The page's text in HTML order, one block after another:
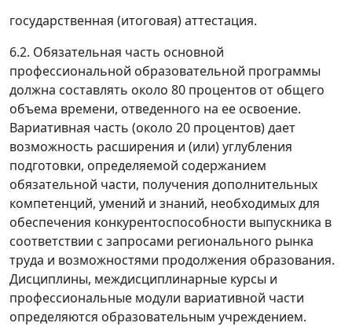
государственная (итоговая) аттестация.
6.2. Обязательная часть основной
профессиональной образовательной программы
должна составлять около 80 процентов от общего
объема времени, отведенного на ее освоение.
Вариативная часть (около 20 процентов) дает
возможность расширения и (или) углубления
подготовки, определяемой содержанием
обязательной части, получения дополнительных
компетенций, умений и знаний, необходимых для
обеспечения конкурентоспособности выпускника в
соответствии с запросами регионального рынка
труда и возможностями продолжения образования.
Дисциплины, междисциплинарные курсы и
профессиональные модули вариативной части
определяются образовательным учреждением.